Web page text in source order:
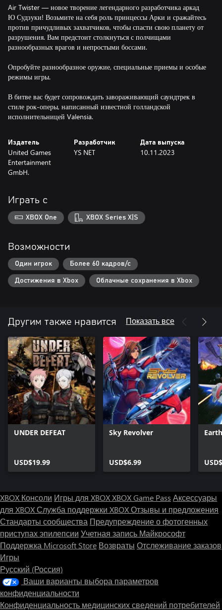
Air Twister — новое творение легендарного разработчика аркад
Ю Судзуки! Возьмите на себя роль принцессы Арки и сражайтесь
против причудливых захватчиков, чтобы спасти свою планету от
разрушения. Вам предстоит столкнуться с полчищами
разнообразных врагов и непростыми боссами.
Опробуйте разнообразное оружие, специальные приемы и особые
режимы игры.
В битве вас будет сопровождать завораживающий саундтрек в
стиле рок-оперы, написанный известной голландской
Издатель
United Games
Entertainment
GmbH.
Разработчик
YS NET
Дата выпуска
10.11.2023
Играть с
XBOX One XBOX Series X|S
Возможности
Один игрок Более 60 кадров/с
Достижения в Xbox Облачные сохранения в Xbox
Другим также нравится Показать все
UNDER DEFEAT
USD$19.99
Sky Revolver
USD$6.99
XBOX Консоли Игры для XBOXXBOX Game Pass Аксессуары
для XBOXСлужба поддержки XBOXОтзывы и предложения
Стандарты сообщества Предупреждение о фотогенных
приступах эпилепсии Учетная запись Майкрософт
Поддержка Microsoft Store Возвраты Отслеживание заказов
Игры
Русский (Россия)
Ваши варианты выбора параметров
конфиденциальности
Конфиденциальность медицинских сведений потребителей